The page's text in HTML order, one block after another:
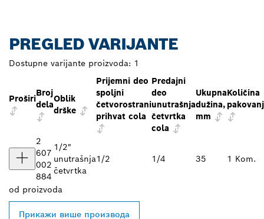
PREGLED VARIJANTE
Dostupne varijante proizvoda: 1
Proširi
Broj
dela
Oblik
drške
Prijemni deo
spoljni
četvorostrani
prihvat cola
Predajni
deo
unutrašnja
četvrtka
cola
Ukupna
dužina,
mm
Količina
2
607
002
884
1/2"
unutrašnja
četvrtka
1/2 1/4 35 1 Kom.
od proizvoda
Прикажи више производа